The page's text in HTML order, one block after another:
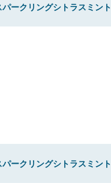
ークリングシトラスミント
ークリングシトラスミント